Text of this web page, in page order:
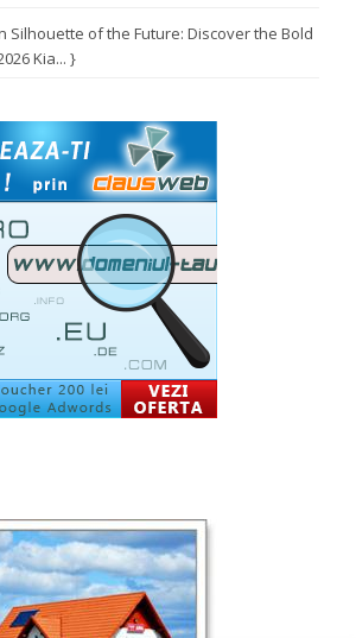
Silhouette of the Future: Discover the Bold
Kia... }